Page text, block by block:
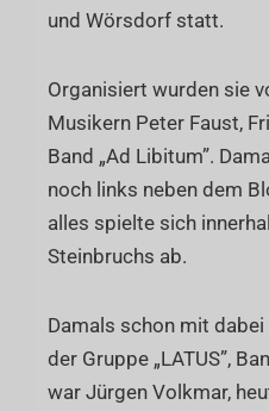
und Wörsdorf statt.
Organisiert wurden sie
Musikern Peter Faust,
Band „Ad Libitum”.
noch links neben dem
alles spielte sich
Steinbruchs ab.
Damals schon mit
der Gruppe „LATUS”,
war Jürgen Volkmar,